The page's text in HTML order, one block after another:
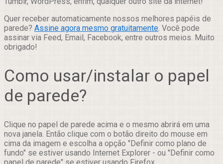
Quer receber automaticamente nossos melhores papéis de
parede? Assine agora mesmo gratuitamente. Você pode
assinar via Feed, Email, Facebook, entre outros meios. Muito
obrigado!
Como usar/instalar o papel
de parede?
Clique no papel de parede acima e o mesmo abrirá em uma
nova janela. Então clique com o botão direito do mouse em
cima da imagem e escolha a opção "Definir como plano de
fundo" se estiver usando Internet Explorer - ou "Definir como
papel de parede" se estiver usando Firefox.